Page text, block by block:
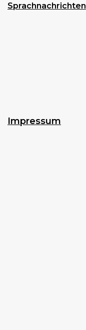
Sprachnachrichten
Impressum